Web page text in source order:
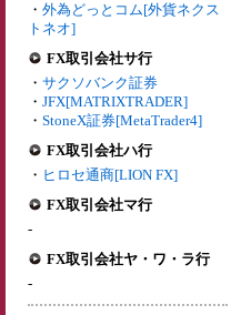
・ 外為どっとコム[外貨ネクス
トネオ]
FX取引会社サ行
・ サクソバンク証券
・ JFX[MATRIXTRADER]
・ StoneX証券[MetaTrader4]
FX取引会社ハ行
・ ヒロセ通商[LION FX]
FX取引会社マ行
-
FX取引会社ヤ・ワ・ラ行
-